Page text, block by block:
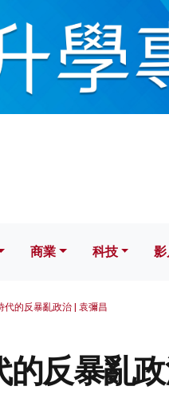
科技
商業 科技
代的反暴亂政治 | 袁彌昌
的反暴亂